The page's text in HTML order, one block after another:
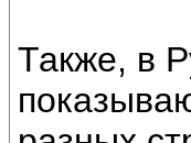
Также, в